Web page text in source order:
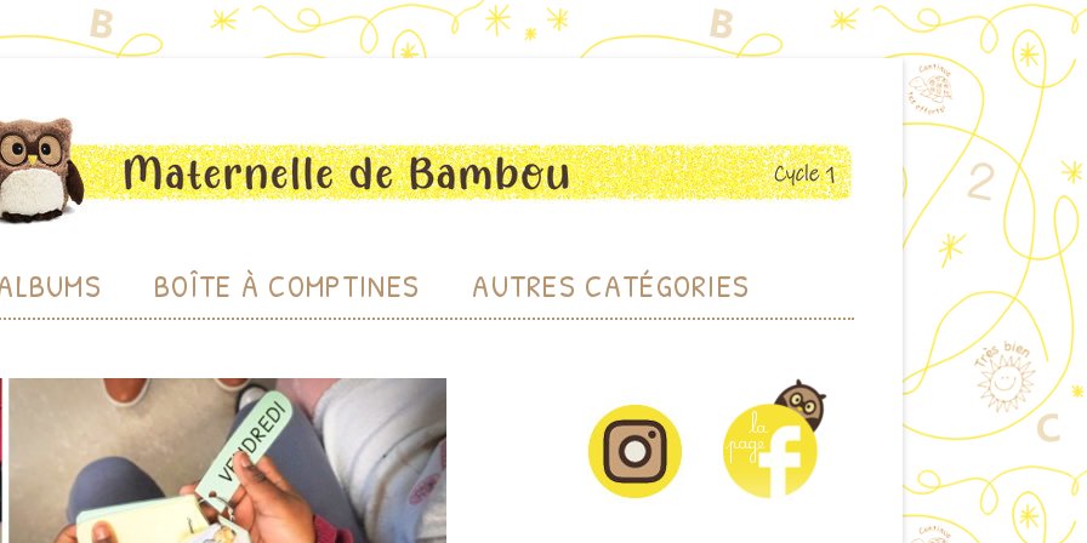
BOÎTE À COMPTINES AUTRES CATÉGORIES
LUDOTHÈQUE (JEUX)
BIBLIOTHÈQUE (ALBUMS)